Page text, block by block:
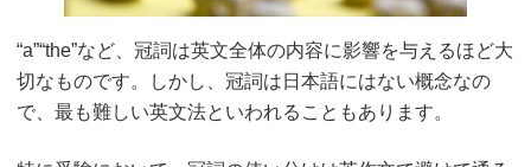
“a”“the”など、冠詞は英文全体の内容に影響を与えるほど大
切なものです。しかし、冠詞は日本語にはない概念なの
で、最も難しい英文法といわれることもあります。